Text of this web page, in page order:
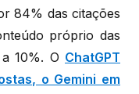
84% das citações
próprio das
10%. O ChatGPT
o Gemini em